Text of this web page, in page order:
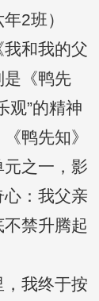
2班）
和我的父
是《鸭先
观”的精神
鸭先知》
之一，影
心：我父亲
禁升腾起
我终于按